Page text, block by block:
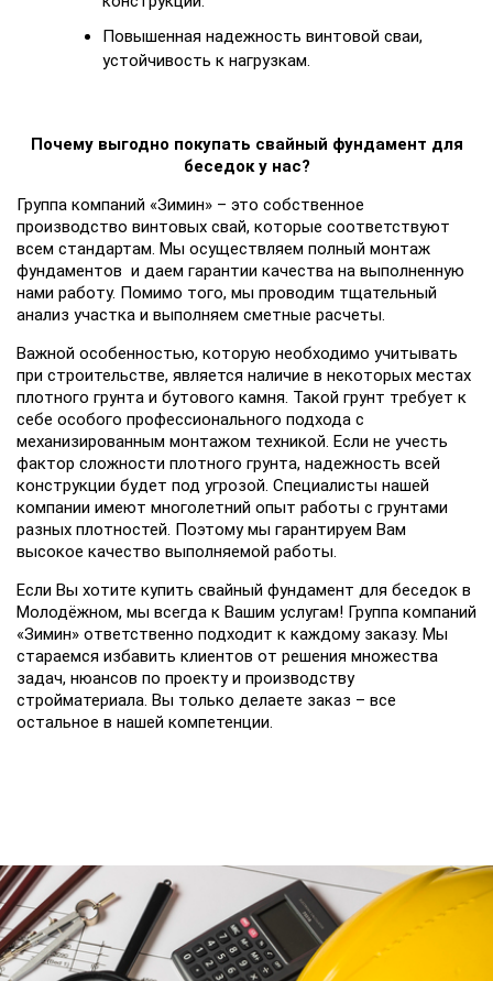
Повышенная надежность винтовой сваи,
устойчивость к нагрузкам.
Почему выгодно покупать cвайный фундамент для
беседок у нас?
Группа компаний «Зимин» – это собственное
производство винтовых свай, которые соответствуют
всем стандартам. Мы осуществляем полный монтаж
фундаментов и даем гарантии качества на выполненную
нами работу. Помимо того, мы проводим тщательный
анализ участка и выполняем сметные расчеты.
Важной особенностью, которую необходимо учитывать
при строительстве, является наличие в некоторых местах
плотного грунта и бутового камня. Такой грунт требует к
себе особого профессионального подхода с
механизированным монтажом техникой. Если не учесть
фактор сложности плотного грунта, надежность всей
конструкции будет под угрозой. Специалисты нашей
компании имеют многолетний опыт работы с грунтами
разных плотностей. Поэтому мы гарантируем Вам
высокое качество выполняемой работы.
Если Вы хотите купить свайный фундамент для беседок в
Молодёжном, мы всегда к Вашим услугам! Группа компаний
«Зимин» ответственно подходит к каждому заказу. Мы
стараемся избавить клиентов от решения множества
задач, нюансов по проекту и производству
стройматериала. Вы только делаете заказ – все
остальное в нашей компетенции.